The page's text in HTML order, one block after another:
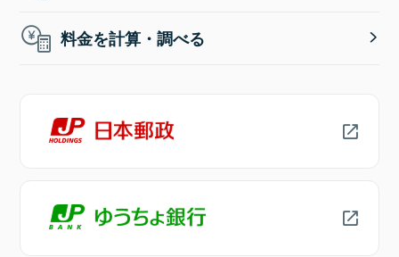
料金を計算・調べる